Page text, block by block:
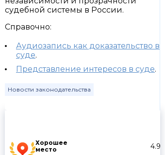
Хорошее
место
4.9
судебной системы в России.
Справочно:
Аудиозапись как доказательство в
суде.
Представление интересов в суде.
Новости законодательства